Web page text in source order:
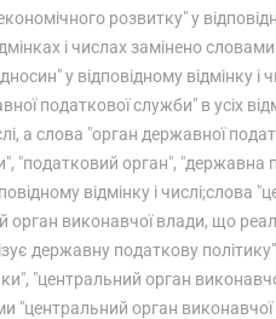
розвитку" у
і числах замінено
у відповідному відмінку і
податкової служби" в усіх
а слова "орган державної
"податковий орган", "державна
відмінку і числі;слова
виконавчої влади, що
державну податкову
"центральний орган
"центральний орган